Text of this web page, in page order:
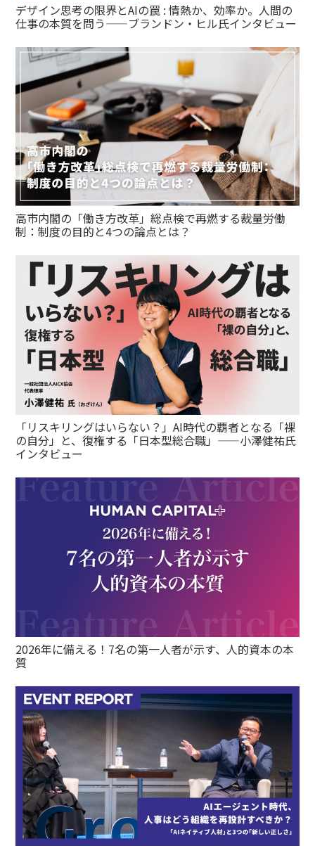
デザイン思考の限界とAIの罠 : 情熱か、効率か。人間の
仕事の本質を問う——ブランドン・ヒル氏インタビュー
高市内閣の「働き方改革」総点検で再燃する裁量労働
制：制度の目的と4つの論点とは？
「リスキリングはいらない？」AI時代の覇者となる「裸
の自分」と、復権する「日本型総合職」——小澤健祐氏
インタビュー
2026年に備える！7名の第一人者が示す、人的資本の本
質